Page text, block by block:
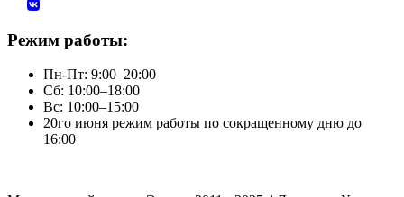
Режим работы:
Пн-Пт: 9:00–20:00
Сб: 10:00–18:00
Вс: 10:00–15:00
20го июня режим работы по сокращенному дню до
16:00